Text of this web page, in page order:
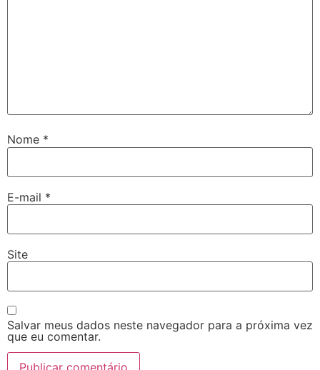
Nome *
E-mail *
Site
Salvar meus dados neste navegador para a próxima vez
que eu comentar.